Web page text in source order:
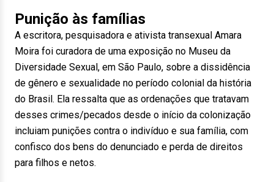
Punição às famílias
A escritora, pesquisadora e ativista transexual Amara
Moira foi curadora de uma exposição no Museu da
Diversidade Sexual, em São Paulo, sobre a dissidência
de gênero e sexualidade no período colonial da história
do Brasil. Ela ressalta que as ordenações que tratavam
desses crimes/pecados desde o início da colonização
incluiam punições contra o indivíduo e sua família, com
confisco dos bens do denunciado e perda de direitos
para filhos e netos.